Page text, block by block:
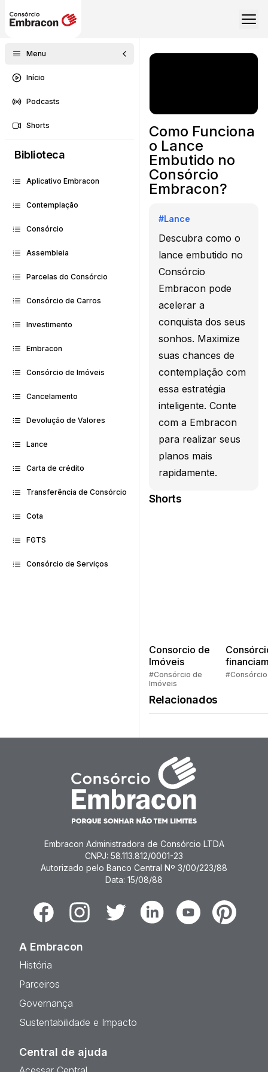
Menu
Início
Podcasts
Shorts
Biblioteca
Aplicativo Embracon
Contemplação
Consórcio
Assembleia
Parcelas do Consórcio
Consórcio de Carros
Investimento
Embracon
Consórcio de Imóveis
Cancelamento
Devolução de Valores
Lance
Carta de crédito
Transferência de Consórcio
Cota
FGTS
Consórcio de Serviços
Como Funciona
o Lance
Embutido no
Consórcio
Embracon?
#Lance
Descubra como o
lance embutido no
Consórcio
Embracon pode
acelerar a
conquista dos seus
sonhos. Maximize
suas chances de
contemplação com
essa estratégia
inteligente. Conte
com a Embracon
para realizar seus
planos mais
rapidamente.
Shorts
Consorcio de
Imóveis
#Consórcio de
Imóveis
Quem
#Consórcio
Relacionados
Embracon Administradora de Consórcio LTDA
CNPJ: 58.113.812/0001-23
Autorizado pelo Banco Central Nº 3/00/223/88
Data: 15/08/88
FacebookInstagramTwitter LinkedinYoutubePinterest
A Embracon
História
Parceiros
Governança
Sustentabilidade e Impacto
Central de ajuda